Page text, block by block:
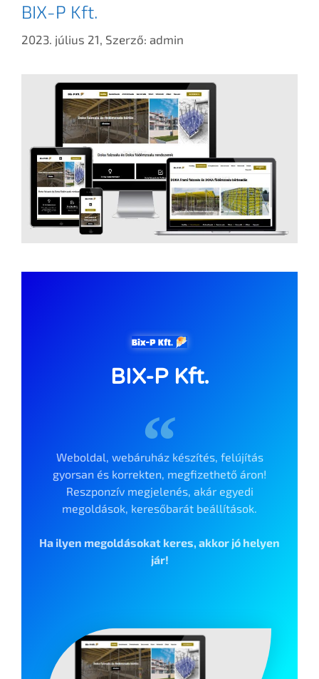
BIX-P Kft.
2023. július 21, Szerző: admin
BIX-P Kft.
Weboldal, webáruház készítés, felújítás
gyorsan és korrekten, megfizethető áron!
Reszponzív megjelenés, akár egyedi
megoldások, keresőbarát beállítások.
Ha ilyen megoldásokat keres, akkor jó helyen
jár!